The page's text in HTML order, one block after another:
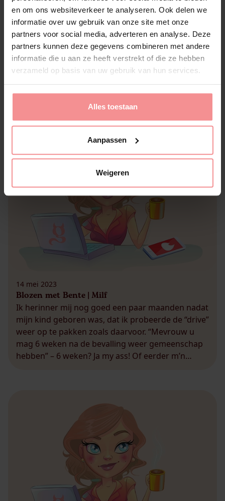
en om ons websiteverkeer te analyseren. Ook delen we
informatie over uw gebruik van onze site met onze
partners voor social media, adverteren en analyse. Deze
partners kunnen deze gegevens combineren met andere
informatie die u aan ze heeft verstrekt of die ze hebben
verzameld op basis van uw gebruik van hun services.
Alles toestaan
Aanpassen
Weigeren
15 juni 2023
Blozen met Bente | O-o-o-orgasme!
Gisteravond had ik een waanzinnig orgasme! Het
soort orgasme, waardoor ik pauzeer en daarna op
adem kom om er zeker van te zijn dat ik nog
steeds op de een of andere manier op aarde ben
geplant. Die ene waarbij je zeker weet dat je
bekwerk allesbehalve charmant is tijdens het
‘komen’ en je partner […]
14 mei 2023
Blozen met Bente | Milf
Ik herinner mij nog goed een paar maanden nadat
mijn kind geboren was, dat ik probeerde de “drive”
weer op te pakken zoals daarvoor. “Mevrouw u
mag 6 weken na de bevalling weer gemeenschap
hebben” – 6 weken? Ja my ass! Of eerder m’n